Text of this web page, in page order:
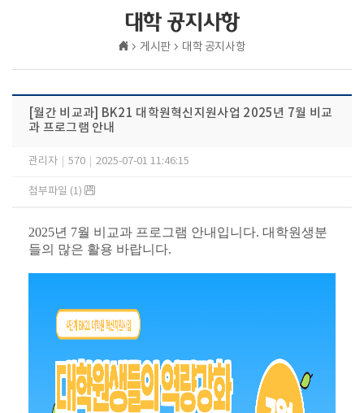
대학 공지사항
게시판 대학 공지사항
[월간 비교과] BK21 대학원혁신지원사업 2025년 7월 비교
과 프로그램 안내
관리자 570 2025-07-01 11:46:15
첨부파일 (1)
2025년 7월 비교과 프로그램 안내입니다. 대학원생분
들의 많은 활용 바랍니다.